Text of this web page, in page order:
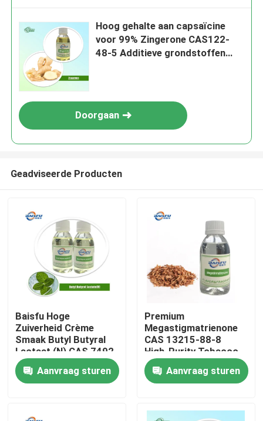
Thuis
Producten
Video's
Hoog gehalte aan capsaïcine
voor 99% Zingerone CAS122-
48-5 Additieve grondstoffen
Doorgaan
Geadviseerde Producten
Baisfu Hoge
Zuiverheid Crème
Smaak Butyl Butyral
Lactaat (N) CAS 7492-
78-0 Food Grade voor
Cosmetische
Wereldwijde
Aanvraag sturen
Premium
Megastigmatrienone
CAS 13215-88-8
High-Purity Tobacco
Aroma & Fragrance
Ingredient voor
dagelijkse chemicaliën
Aanvraag sturen